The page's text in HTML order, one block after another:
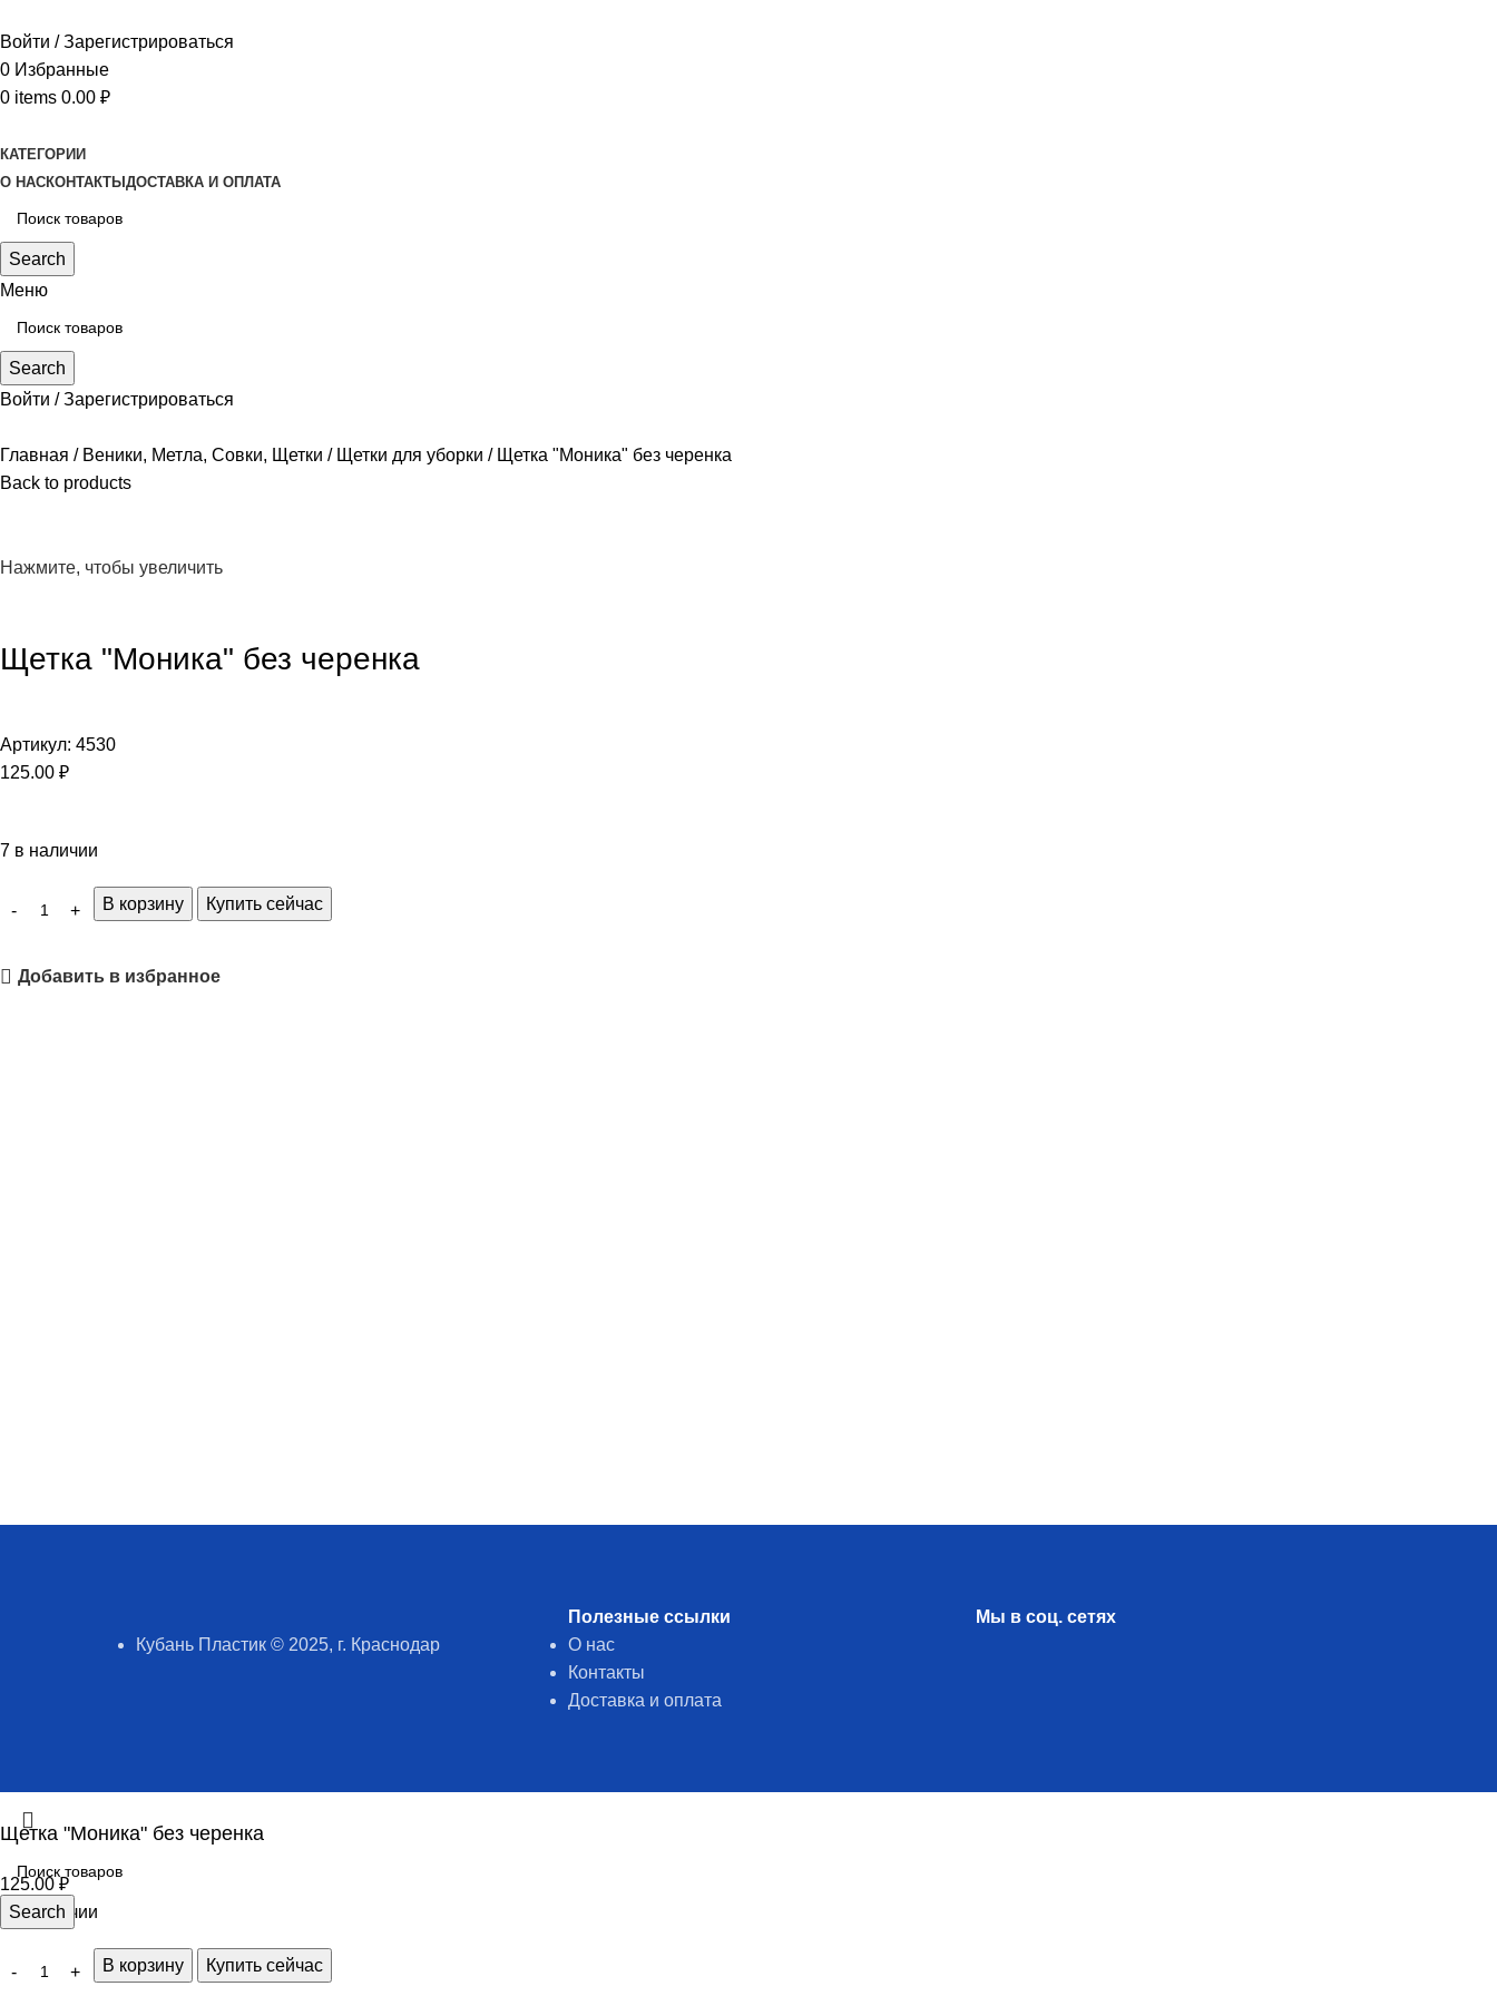
Войти / Зарегистрироваться
0 Избранные
0 items 0.00 ₽
КАТЕГОРИИ
О НАСКОНТАКТЫ ДОСТАВКА И ОПЛАТА
Search
Меню
Search
Войти / Зарегистрироваться
Главная Веники, Метла, Совки, Щетки Щетки для уборки
Щетка "Моника" без черенка
Back to products
Нажмите, чтобы увеличить
Щетка "Моника" без черенка
Артикул: 4530
125.00 ₽
7 в наличии
В корзину Купить сейчас
Добавить в избранное
Кубань Пластик © 2025, г. Краснодар
Полезные ссылки
О нас
Контакты
Доставка и оплата
Мы в соц. сетях
Search
Щетка "Моника" без черенка
125.00 ₽
7 в наличии
В корзину Купить сейчас